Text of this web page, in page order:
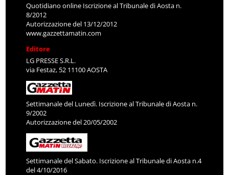
Quotidiano online Iscrizione al Tribunale di Aosta n.
8/2012
Autorizzazione del 13/12/2012
www.gazzettamatin.com
Editore
LG PRESSE S.R.L.
via Festaz, 52 11100 AOSTA
Settimanale del Lunedì. Iscrizione al Tribunale di Aosta n.
9/2002
Autorizzazione del 20/05/2002
Settimanale del Sabato. Iscrizione al Tribunale di Aosta n.4
del 4/10/2016